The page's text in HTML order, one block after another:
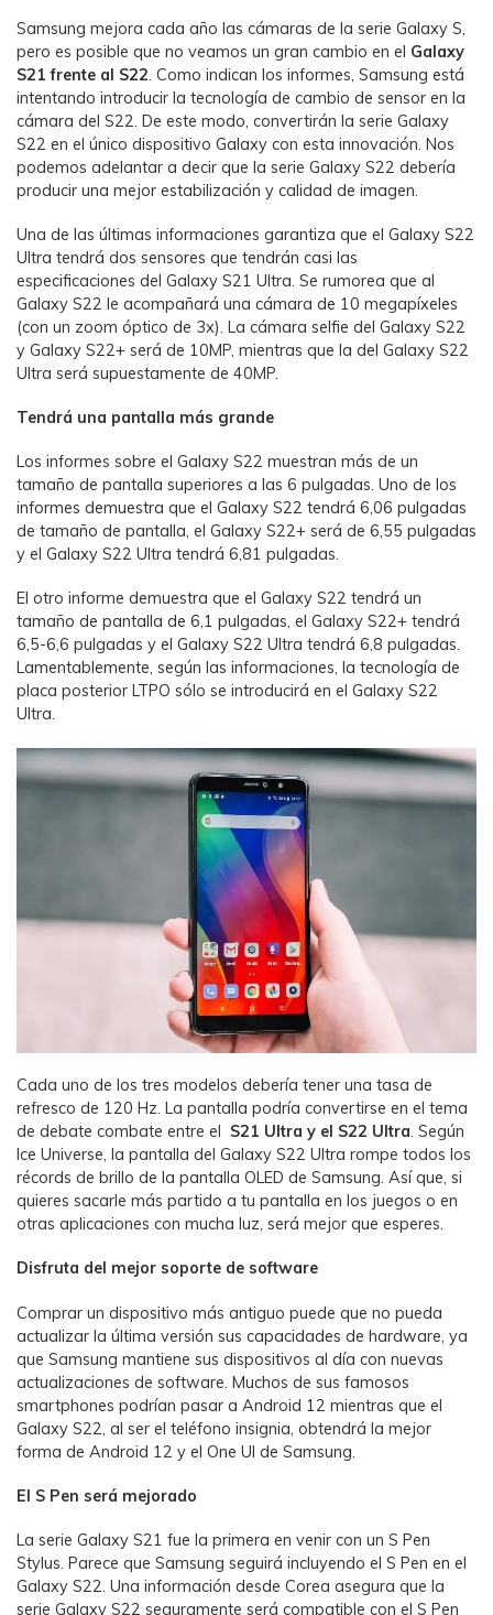
Samsung mejora cada año las cámaras de la serie Galaxy S,
pero es posible que no veamos un gran cambio en el Galaxy
S21 frente al S22. Como indican los informes, Samsung está
intentando introducir la tecnología de cambio de sensor en la
cámara del S22. De este modo, convertirán la serie Galaxy
S22 en el único dispositivo Galaxy con esta innovación. Nos
podemos adelantar a decir que la serie Galaxy S22 debería
producir una mejor estabilización y calidad de imagen.
Una de las últimas informaciones garantiza que el Galaxy S22
Ultra tendrá dos sensores que tendrán casi las
especificaciones del Galaxy S21 Ultra. Se rumorea que al
Galaxy S22 le acompañará una cámara de 10 megapíxeles
(con un zoom óptico de 3x). La cámara selfie del Galaxy S22
y Galaxy S22+ será de 10MP, mientras que la del Galaxy S22
Ultra será supuestamente de 40MP.
Tendrá una pantalla más grande
Los informes sobre el Galaxy S22 muestran más de un
tamaño de pantalla superiores a las 6 pulgadas. Uno de los
informes demuestra que el Galaxy S22 tendrá 6,06 pulgadas
de tamaño de pantalla, el Galaxy S22+ será de 6,55 pulgadas
y el Galaxy S22 Ultra tendrá 6,81 pulgadas.
El otro informe demuestra que el Galaxy S22 tendrá un
tamaño de pantalla de 6,1 pulgadas, el Galaxy S22+ tendrá
6,5-6,6 pulgadas y el Galaxy S22 Ultra tendrá 6,8 pulgadas.
Lamentablemente, según las informaciones, la tecnología de
placa posterior LTPO sólo se introducirá en el Galaxy S22
Ultra.
Cada uno de los tres modelos debería tener una tasa de
refresco de 120 Hz. La pantalla podría convertirse en el tema
de debate combate entre el S21 Ultra y el S22 Ultra. Según
Ice Universe, la pantalla del Galaxy S22 Ultra rompe todos los
récords de brillo de la pantalla OLED de Samsung. Así que, si
quieres sacarle más partido a tu pantalla en los juegos o en
otras aplicaciones con mucha luz, será mejor que esperes.
Disfruta del mejor soporte de software
Comprar un dispositivo más antiguo puede que no pueda
actualizar la última versión sus capacidades de hardware, ya
que Samsung mantiene sus dispositivos al día con nuevas
actualizaciones de software. Muchos de sus famosos
smartphones podrían pasar a Android 12 mientras que el
Galaxy S22, al ser el teléfono insignia, obtendrá la mejor
forma de Android 12 y el One UI de Samsung.
El S Pen será mejorado
La serie Galaxy S21 fue la primera en venir con un S Pen
Stylus. Parece que Samsung seguirá incluyendo el S Pen en el
Galaxy S22. Una información desde Corea asegura que la
serie Galaxy S22 seguramente será compatible con el S Pen